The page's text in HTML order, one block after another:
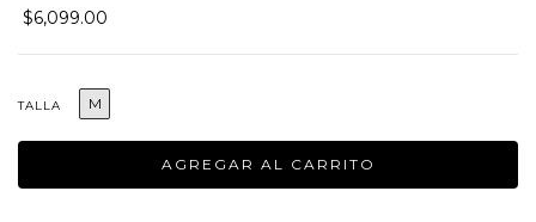
$6,099.00
TALLA M